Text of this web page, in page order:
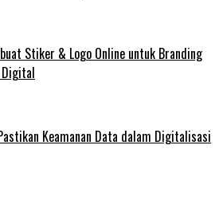
Stiker & Logo Online untuk Branding
Keamanan Data dalam Digitalisasi